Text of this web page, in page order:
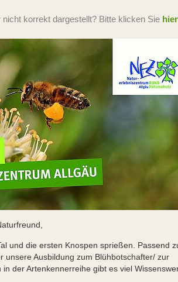
korrekt dargestellt? Bitte klicken Sie hier
und die ersten Knospen sprießen. Passend
unsere Ausbildung zum Blühbotschafter/ zur
in der Artenkennerreihe gibt es viel